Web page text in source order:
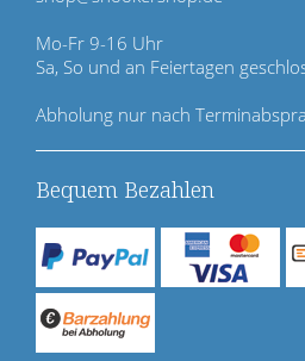
i
n
g
e
n
Mo-Fr 9-16 Uhr
Sa, So und an Feiertagen
Abholung nur nach
Bequem Bezahlen